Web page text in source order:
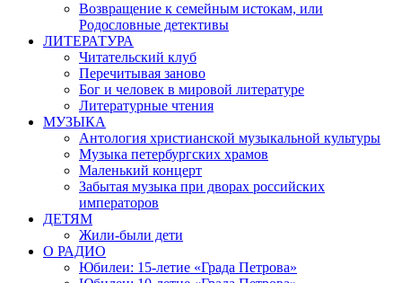
Возвращение к семейным истокам, или
Родословные детективы
ЛИТЕРАТУРА
Читательский клуб
Перечитывая заново
Бог и человек в мировой литературе
Литературные чтения
МУЗЫКА
Антология христианской музыкальной культуры
Музыка петербургских храмов
Маленький концерт
Забытая музыка при дворах российских
императоров
ДЕТЯМ
Жили-были дети
О РАДИО
Юбилеи: 15-летие «Града Петрова»